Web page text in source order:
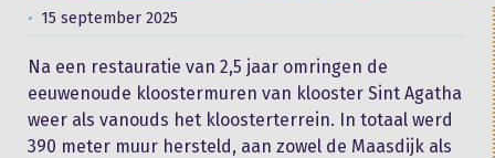
15 september 2025
Na een restauratie van 2,5 jaar omringen de
eeuwenoude kloostermuren van klooster Sint Agatha
weer als vanouds het kloosterterrein. In totaal werd
390 meter muur hersteld, aan zowel de Maasdijk als